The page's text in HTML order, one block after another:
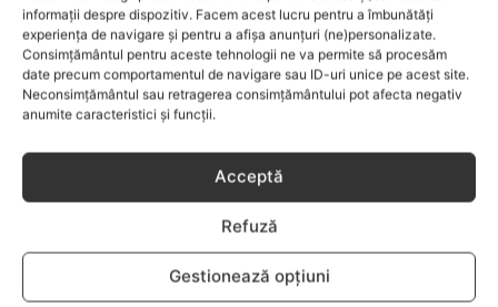
informații despre dispozitiv. Facem acest lucru pentru a îmbunătăți
experiența de navigare și pentru a afișa anunțuri (ne)personalizate.
Consimțământul pentru aceste tehnologii ne va permite să procesăm
date precum comportamentul de navigare sau ID-uri unice pe acest site.
Neconsimțământul sau retragerea consimțământului pot afecta negativ
anumite caracteristici și funcții.
Acceptă
Refuză
Gestionează opțiuni
sarcină, evoluţia fătului pe parcursul celor nouă luni,
analize necesare, alimentaţie, sănătate, pregătire pentru
naştere. Tot aici puteti găsi informaţii preţioase dedicate
naşterii şi recuperării postpartum. BEBELUŞUL ÎN PRIMUL
ANIŞOR – este un capitol destinat îngrijirii sugarului.
Alăptarea, scorul Apgar, îngrijirea bontului ombilical,
dedicat creşterii şi îngrijirii copilului din primul an şi până
la vârsta şcolară. Mămicile vor reuşi să afle cum anume să
se descurce cu propriul copil, cum să îl îngrijească în aşa fel
încât să crească perfect sănătos. EDUCAŢIE – este un capitol
captivant în care poţi afla cum să îţi educi copilul în aşa fel
încât să poţi obţine performanţe şcolare sigure. FAMILIA –